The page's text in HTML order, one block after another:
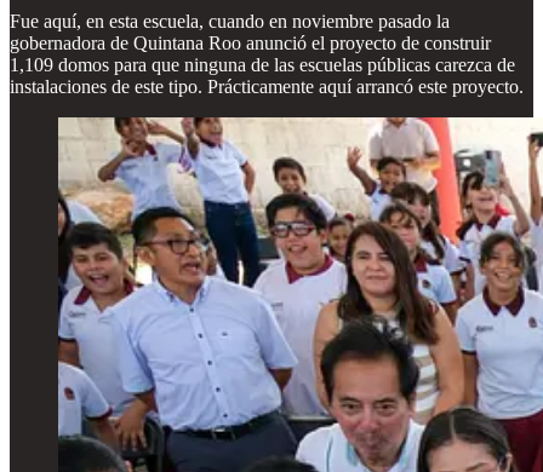
Fue aquí, en esta escuela, cuando en noviembre pasado la
gobernadora de Quintana Roo anunció el proyecto de construir
1,109 domos para que ninguna de las escuelas públicas carezca de
instalaciones de este tipo. Prácticamente aquí arrancó este proyecto.